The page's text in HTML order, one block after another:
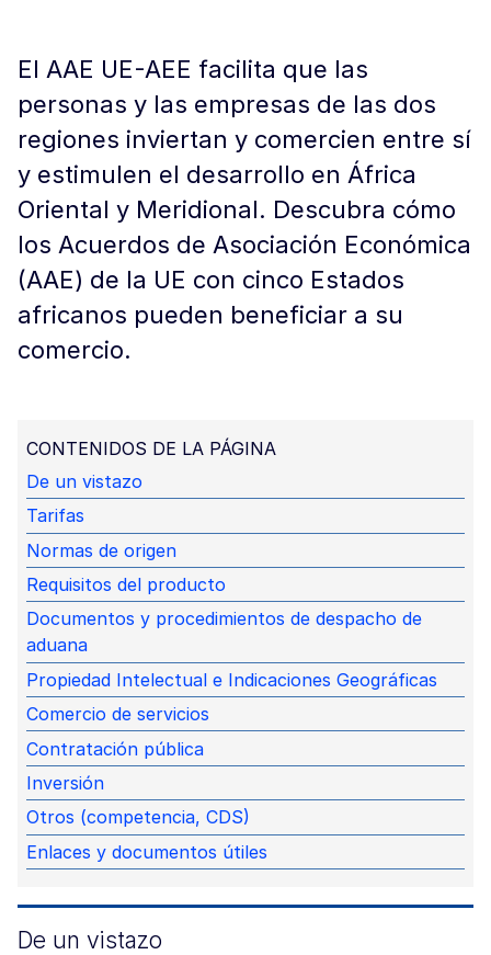
El AAE UE-AEE facilita que las
personas y las empresas de las dos
regiones inviertan y comercien entre sí
y estimulen el desarrollo en África
Oriental y Meridional. Descubra cómo
los Acuerdos de Asociación Económica
(AAE) de la UE con cinco Estados
africanos pueden beneficiar a su
comercio.
CONTENIDOS DE LA PÁGINA
De un vistazo
Tarifas
Normas de origen
Requisitos del producto
Documentos y procedimientos de despacho de
aduana
Propiedad Intelectual e Indicaciones Geográficas
Comercio de servicios
Contratación pública
Inversión
Otros (competencia, CDS)
Enlaces y documentos útiles
De un vistazo